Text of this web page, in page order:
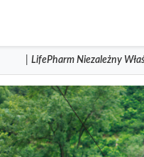
|LifePharmNiezależny